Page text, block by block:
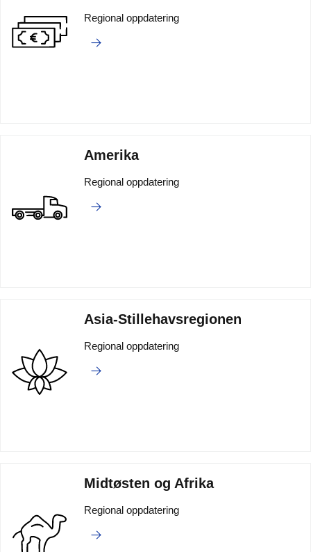
Regional oppdatering
Amerika
Regional oppdatering
Asia-Stillehavsregionen
Regional oppdatering
Midtøsten og Afrika
Regional oppdatering